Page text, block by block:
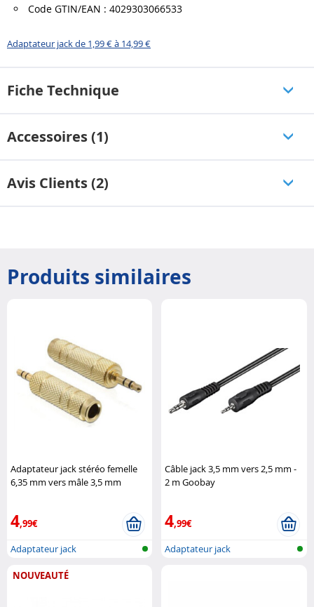
Code GTIN/EAN : 4029303066533
Adaptateur jack de 1,99 € à 14,99 €
Fiche Technique
Accessoires (1)
Avis Clients (2)
Produits similaires
Adaptateur jack stéréo femelle
6,35 mm vers mâle 3,5 mm
4,99€
Adaptateur jack
Câble jack 3,5 mm vers 2,5 mm -
2 m Goobay
4,99€
Adaptateur jack
NOUVEAUTÉ